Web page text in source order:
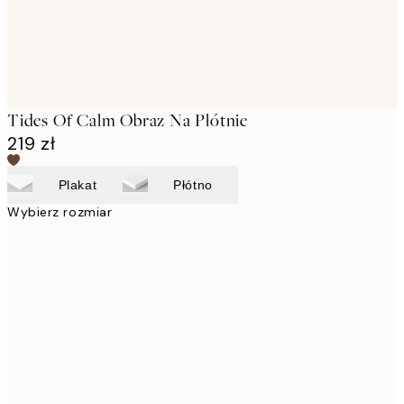
Tides Of Calm Obraz Na Płótnie
219 zł
Plakat Płótno
Wybierz rozmiar